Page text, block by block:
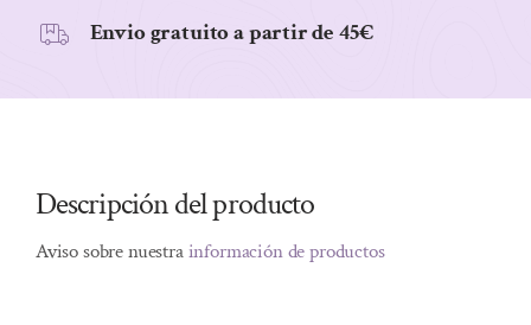
Envio gratuito a partir de 45€
Descripción del producto
Aviso sobre nuestrainformación de productos